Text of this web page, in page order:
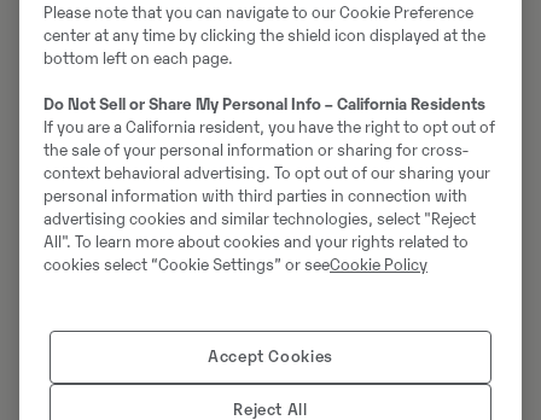
tihendatavuse ja vastupidavuse. Termoprofileerimise
funktsioon jälgib laotatud asfalti ja tuvastab
temperatuurikõikumised, aidates teil tagada laotatud
materjali täieliku ühtluse. Tuvastage ja lahendage
tööprobleemid kiiresti, eelhinnates asfaldi
termokvaliteeti.
Please note that you can navigate to our Cookie Preference
center at any time by clicking the shield icon displayed at the
bottom left on each page.
Do Not Sell or Share My Personal Info – California Residents
If you are a California resident, you have the right to opt out of
the sale of your personal information or sharing for cross-
context behavioral advertising. To opt out of our sharing your
personal information with third parties in connection with
advertising cookies and similar technologies, select "Reject
All". To learn more about cookies and your rights related to
cookies select “Cookie Settings” or seeCookie Policy
Accept Cookies
Reject All